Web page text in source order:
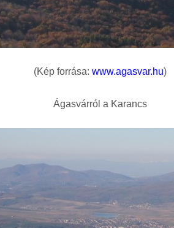
(Kép forrása: www.agasvar.hu)
Ágasvárról a Karancs